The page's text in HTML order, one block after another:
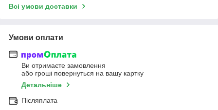
Всі умови доставки
Умови оплати
Ви отримаєте замовлення
або гроші повернуться на вашу картку
Детальніше
Післяплата